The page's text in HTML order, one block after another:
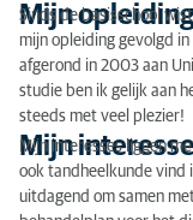
Mijn
Sinds de basisschool
mijn opleiding gevolgd
afgerond in 2003 aan
studie ben ik gelijk aan
steeds met veel plezier!
Mijn
Mijn interesses liggen
ook tandheelkunde vind
uitdagend om samen